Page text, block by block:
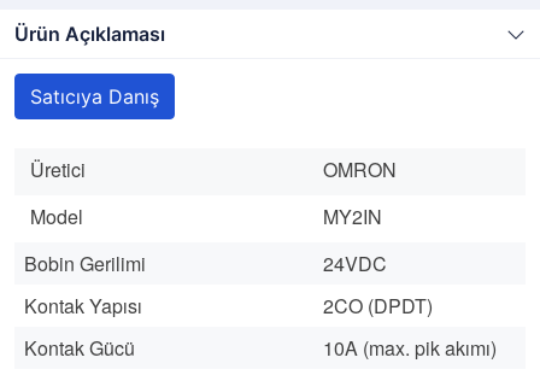
Ürün Açıklaması
Satıcıya Danış
Üretici
OMRON
Model
MY2IN
Bobin Gerilimi
24VDC
Kontak Yapısı
2CO (DPDT)
Kontak Gücü
10A (max. pik akımı)